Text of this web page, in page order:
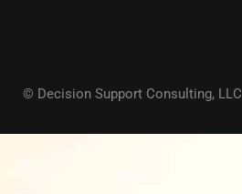
© Decision Support Consulting, LLC